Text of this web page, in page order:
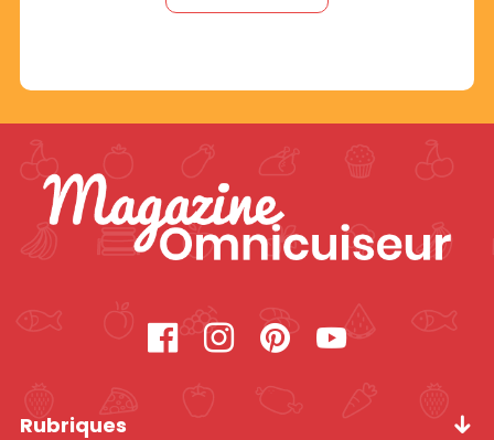
Rubriques